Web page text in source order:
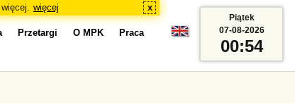
więcej x
Przetargi O MPK Praca
Piątek
07-08-2026
00:54